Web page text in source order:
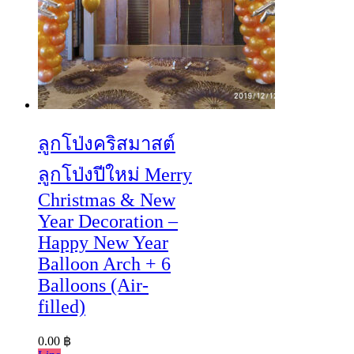
ลูกโป่งคริสมาสต์
ลูกโป่งปีใหม่ Merry
Christmas & New
Year Decoration –
Happy New Year
Balloon Arch + 6
Balloons (Air-
filled)
0.00 ฿